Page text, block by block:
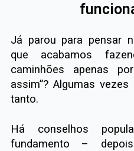
Já parou para pensar
que acabamos
caminhões apenas
assim”? Algumas
tanto.
Há conselhos
fundamento –